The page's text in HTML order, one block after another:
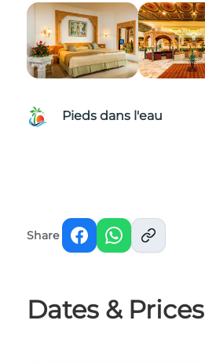
Pieds dans l'eau
Share
Dates & Prices